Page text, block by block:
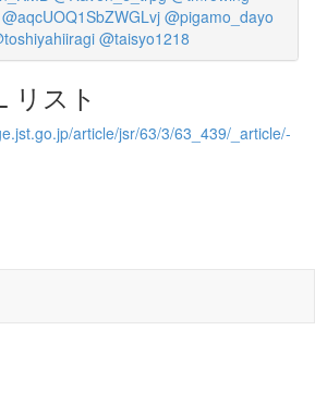
@aqcUOQ1SbZWGLvj @pigamo_dayo
@taisyo1218
リスト
article/jsr/63/3/63_439/_article/-